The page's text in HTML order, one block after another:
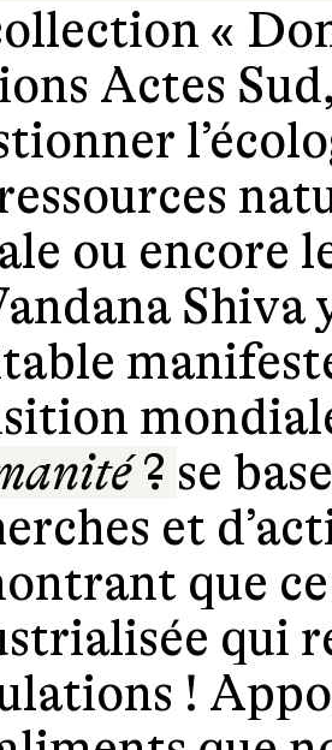
«
Actes
ou encore
Shiva
? se
et
que ce
qui
!